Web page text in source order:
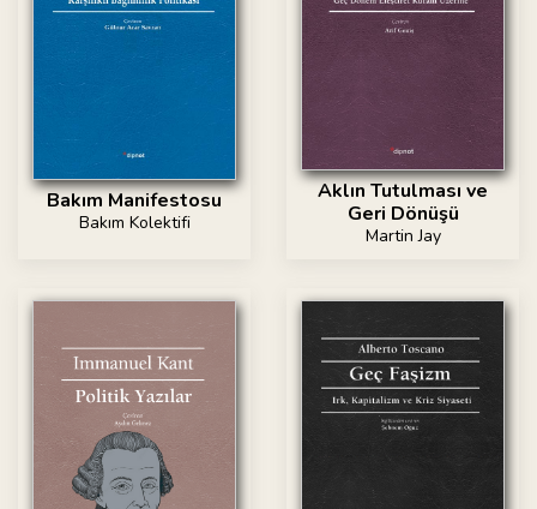
Bakım Manifestosu
Bakım Kolektifi
Aklın Tutulması ve
Geri Dönüşü
Martin Jay